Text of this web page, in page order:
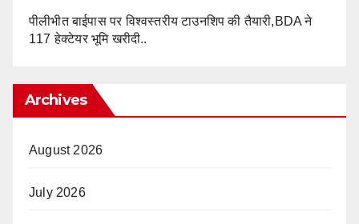
पीलीभीत बाईपास पर विश्वस्तरीय टाउनशिप की तैयारी,BDA ने
117 हेक्टेयर भूमि खरीदी..
Archives
August 2026
July 2026